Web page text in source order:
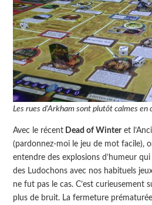
Les rues d'Arkham sont plutôt calmes en
Avec le récent Dead of Winteret
(pardonnez-moi le jeu de mot facile),
entendre des explosions d’humeur
des Ludochons avec nos habituels
ne fut pas le cas. C’est curieusement
plus de bruit. La fermeture